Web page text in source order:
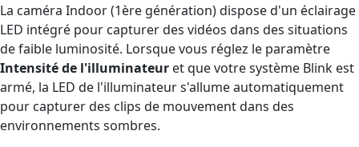
La caméra Indoor (1ère génération) dispose d'un éclairage
LED intégré pour capturer des vidéos dans des situations
de faible luminosité. Lorsque vous réglez le paramètre
Intensité de l'illuminateur et que votre système Blink est
armé, la LED de l'illuminateur s'allume automatiquement
pour capturer des clips de mouvement dans des
environnements sombres.